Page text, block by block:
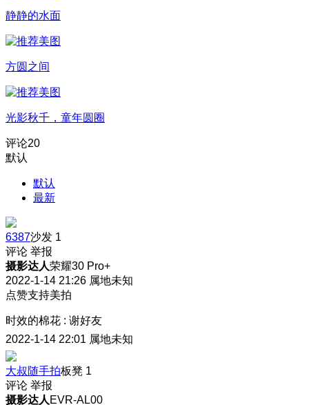
静静的水面
方圆之间
光影秋千，童年圆圈
评论20
默认
默认
最新
6387沙发 1
评论 举报
摄影达人荣耀30 Pro+
2022-1-14 21:26 属地未知
点赞支持美拍
时效的棉花 : 谢好友
2022-1-14 22:01 属地未知
大叔随手拍板凳 1
评论 举报
摄影达人 EVR-AL00